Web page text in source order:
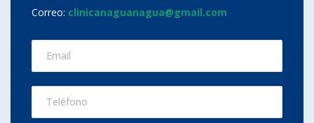
Correo: clinicanaguanagua@gmail.com